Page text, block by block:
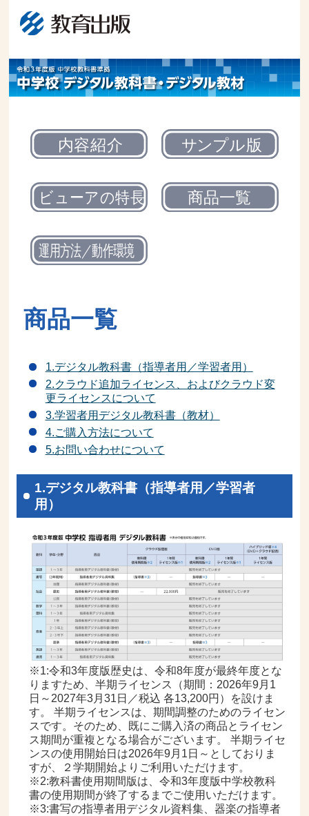
令
和
3
中
校
デ
ジ
タ
ル
教
科
書
商品一覧
1.デジタル教科書（指導者用／学習者用）
2.クラウド追加ライセンス、およびクラウド変
更ライセンスについて
3.学習者用デジタル教科書（教材）
4.ご購入方法について
5.お問い合わせについて
1.デジタル教科書（指導者用／学習者
用）
※1:令和3年度版歴史は、令和8年度が最終年度とな
りますため、半期ライセンス（期間：2026年9月1
日～2027年3月31日／税込 各13,200円）を設けま
す。 半期ライセンスは、期間調整のためのライセン
スです。そのため、既にご購入済の商品とライセン
ス期間が重複となる場合がございます。 半期ライセ
ンスの使用開始日は2026年9月1日～としておりま
すが、２学期開始よりご利用いただけます。
※2:教科書使用期間版は、令和3年度版中学校教科
書の使用期間が終了するまでご使用いただけます。
※3:書写の指導者用デジタル資料集、器楽の指導者